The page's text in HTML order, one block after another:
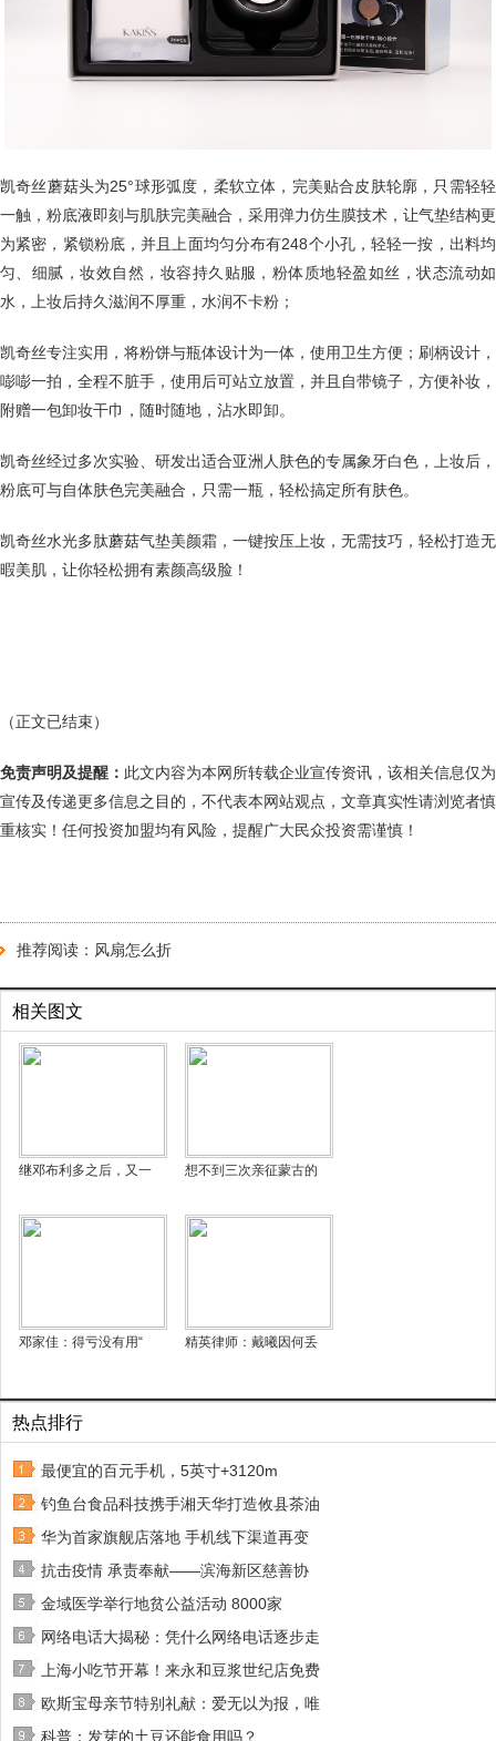
凯奇丝蘑菇头为25°球形弧度，柔软立体，完美贴合皮肤轮廓，只需轻轻
一触，粉底液即刻与肌肤完美融合，采用弹力仿生膜技术，让气垫结构更
为紧密，紧锁粉底，并且上面均匀分布有248个小孔，轻轻一按，出料均
匀、细腻，妆效自然，妆容持久贴服，粉体质地轻盈如丝，状态流动如
水，上妆后持久滋润不厚重，水润不卡粉；
凯奇丝专注实用，将粉饼与瓶体设计为一体，使用卫生方便；刷柄设计，
嘭嘭一拍，全程不脏手，使用后可站立放置，并且自带镜子，方便补妆，
附赠一包卸妆干巾，随时随地，沾水即卸。
凯奇丝经过多次实验、研发出适合亚洲人肤色的专属象牙白色，上妆后，
粉底可与自体肤色完美融合，只需一瓶，轻松搞定所有肤色。
凯奇丝水光多肽蘑菇气垫美颜霜，一键按压上妆，无需技巧，轻松打造无
暇美肌，让你轻松拥有素颜高级脸！
（正文已结束）
免责声明及提醒： 此文内容为本网所转载企业宣传资讯，该相关信息仅为
宣传及传递更多信息之目的，不代表本网站观点，文章真实性请浏览者慎
重核实！任何投资加盟均有风险，提醒广大民众投资需谨慎！
推荐阅读： 风扇怎么折
相关图文
继邓布利多之后，又一 想不到三次亲征蒙古的
邓家佳：得亏没有用“ 精英律师：戴曦因何丢
热点排行
最便宜的百元手机，5英寸+3120m
钓鱼台食品科技携手湘天华打造攸县茶油
华为首家旗舰店落地 手机线下渠道再变
抗击疫情 承责奉献——滨海新区慈善协
金域医学举行地贫公益活动 8000家
网络电话大揭秘：凭什么网络电话逐步走
上海小吃节开幕！来永和豆浆世纪店免费
欧斯宝母亲节特别礼献：爱无以为报，唯
科普：发芽的土豆还能食用吗？